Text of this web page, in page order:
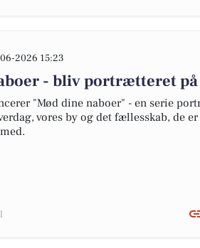
2026 15:23
- bliv portrætteret på
"Mød dine naboer" - en serie
vores by og det fællesskab, de